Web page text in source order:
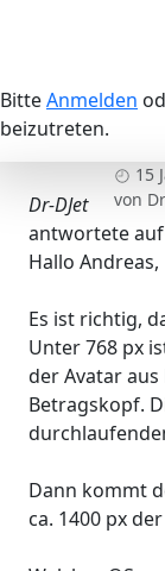
BitteAnmelden
beizutreten.
15
von
Dr-DJet
antwortete auf
Hallo Andreas,
Es ist richtig,
Unter 768 px
der Avatar
Betragskopf.
Dann kommt
ca. 1400 px